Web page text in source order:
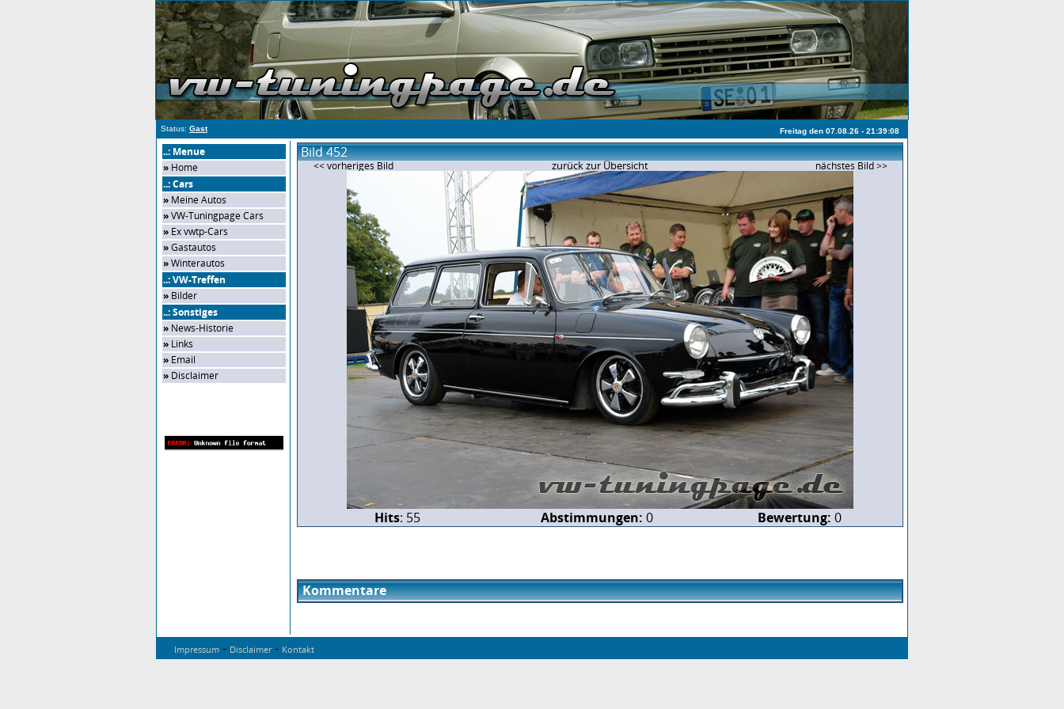
Status: Gast Freitag den 07.08.26 - 21:39:08
..: Menue
» Home
..: Cars
» Meine Autos
»VW-Tuningpage Cars
» Ex vwtp-Cars
»Gastautos
»Winterautos
..: VW-Treffen
» Bilder
..: Sonstiges
» News-Historie
» Links
» Email
» Disclaimer
Bild 452
<< vorheriges Bild zurück zur Übersicht nächstes Bild >>
Hits: 55 Abstimmungen: 0 Bewertung: 0
Kommentare
Impressum - Disclaimer- Kontakt